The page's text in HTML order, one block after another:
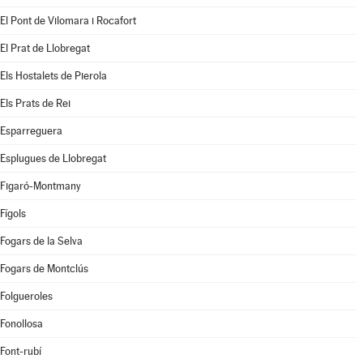
El Pont de Vilomara i Rocafort
El Prat de Llobregat
Els Hostalets de Pierola
Els Prats de Rei
Esparreguera
Esplugues de Llobregat
Figaró-Montmany
Fígols
Fogars de la Selva
Fogars de Montclús
Folgueroles
Fonollosa
Font-rubí